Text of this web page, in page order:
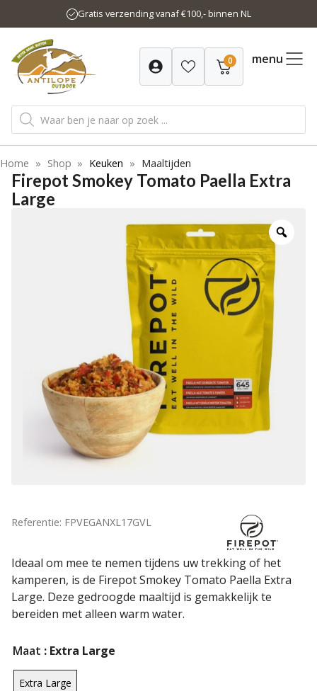
naar
inhoud
Gratis verzending vanaf €100,- binnen NL
0 menu
Producten
zoeken
Home » Shop » Keuken » Maaltijden
Firepot Smokey Tomato Paella Extra
Large
Referentie: FPVEGANXL17GVL
Ideaal om mee te nemen tijdens uw trekking of het
kamperen, is de Firepot Smokey Tomato Paella Extra
Large. Deze gedroogde maaltijd is gemakkelijk te
bereiden met alleen warm water.
Maat : Extra Large
Extra Large